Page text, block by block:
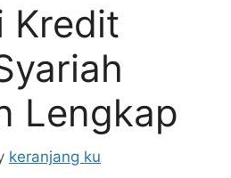
Kredit
Lengkap
keranjang ku